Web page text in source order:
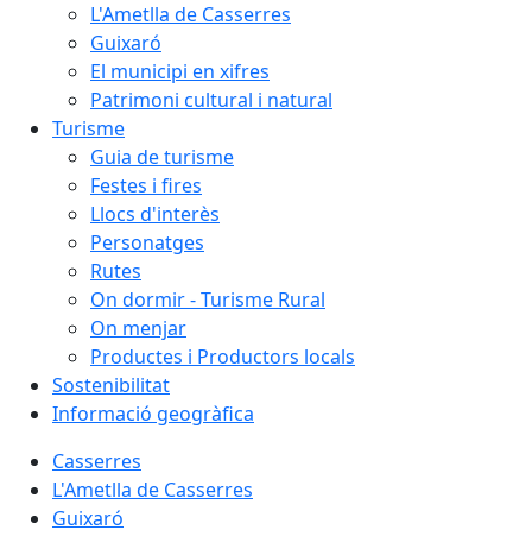
L'Ametlla de Casserres
Guixaró
El municipi en xifres
Patrimoni cultural i natural
Turisme
Guia de turisme
Festes i fires
Llocs d'interès
Personatges
Rutes
On dormir - Turisme Rural
On menjar
Productes i Productors locals
Sostenibilitat
Informació geogràfica
Casserres
L'Ametlla de Casserres
Guixaró